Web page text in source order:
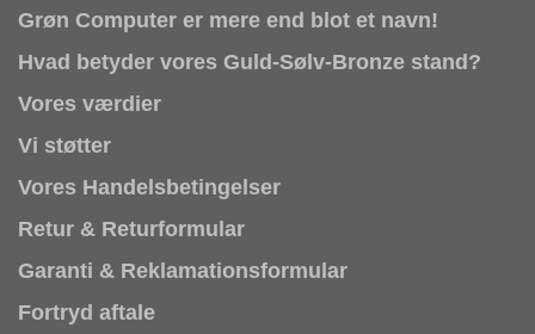
Grøn Computer er mere end blot et navn!
Hvad betyder vores Guld-Sølv-Bronze stand?
Vores værdier
Vi støtter
Vores Handelsbetingelser
Retur & Returformular
Garanti & Reklamationsformular
Fortryd aftale